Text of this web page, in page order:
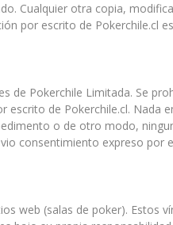
Cualquier otra copia,
por escrito de Pokerchile.cl
de Pokerchile Limitada. Se
de Pokerchile.cl. Nada
o de otro modo,
consentimiento expreso por
web (salas de poker). Estos